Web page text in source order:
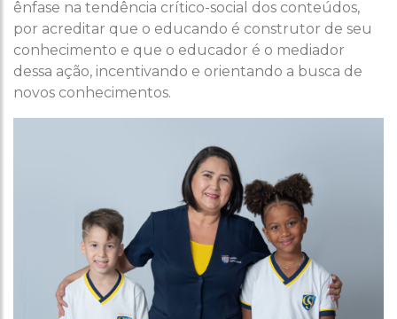
ênfase na tendência crítico-social dos conteúdos,
por acreditar que o educando é construtor de seu
conhecimento e que o educador é o mediador
dessa ação, incentivando e orientando a busca de
novos conhecimentos.